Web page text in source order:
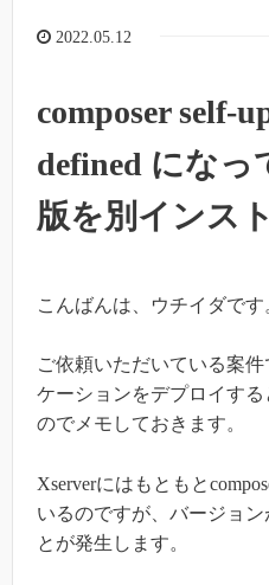
2022.05.12
composer self-
defined になっ
版を別インス
こんばんは、ウチイダです
ご依頼いただいている案件
ケーションをデプロイす
のでメモしておきます。
Xserverにはもともと
いるのですが、バージョ
とが発生します。